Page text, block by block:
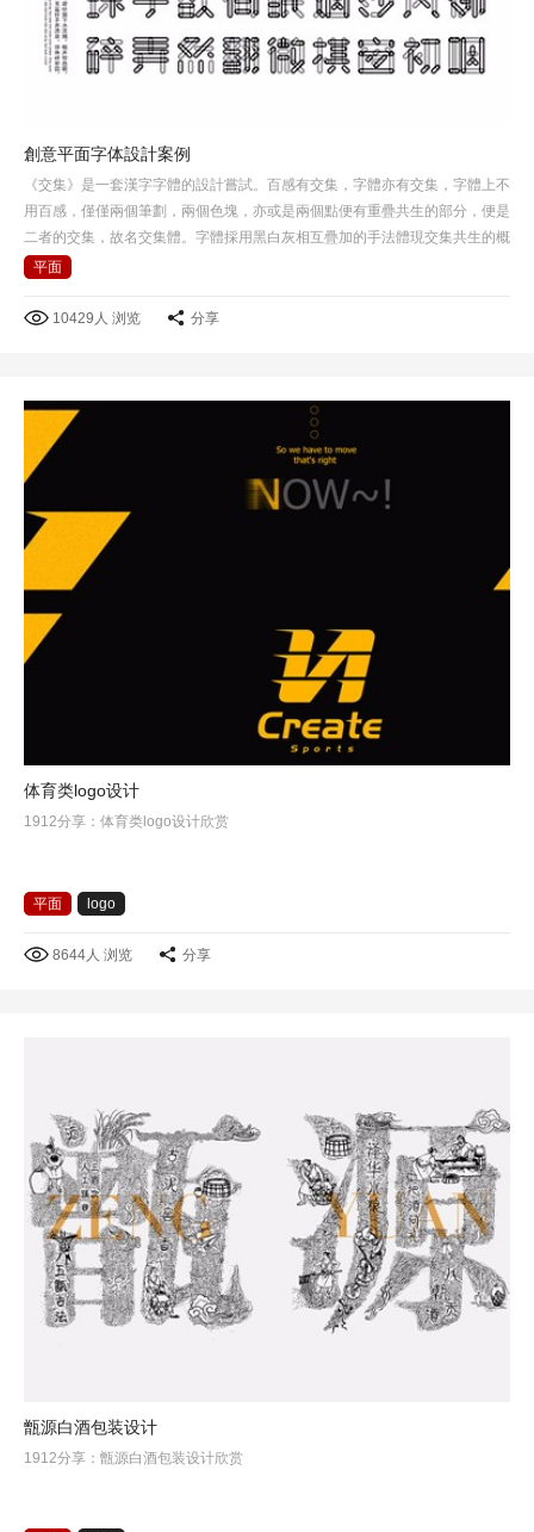
創意平面字体設計案例
《交集》是一套漢字字體的設計嘗試。百感有交集，字體亦有交集，字體上不
用百感，僅僅兩個筆劃，兩個色塊，亦或是兩個點便有重疊共生的部分，便是
二者的交集，故名交集體。字體採用黑白灰相互疊加的手法體現交集共生的概
念，在黑白灰背景下所呈現感覺也不一樣。
平面
10429人 浏览 分享
体育类logo设计
1912分享：体育类logo设计欣赏
平面 logo
8644人 浏览 分享
甑源白酒包装设计
1912分享：甑源白酒包装设计欣赏